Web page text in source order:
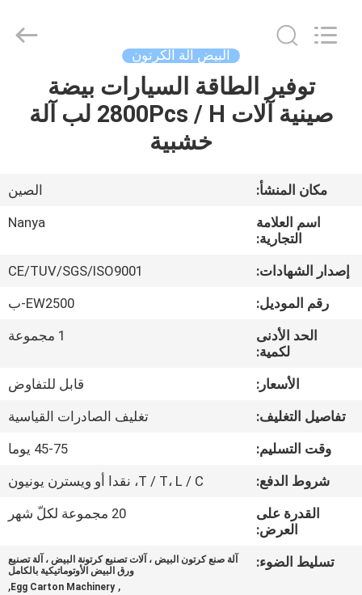
الصفحة
الرئيسية
أشرطة
عرض
الواقع
الافتراضي
معلومات
عنا
جولة
المعمل
Equipment
البيض آلة الكرتون
توفير الطاقة السيارات بيضة
صينية آلات 2800Pcs / H لب آلة
خشبية
مكان المنشأ:
الصين
اسم العلامة
التجارية:
Nanya
إصدار الشهادات:
CE/TUV/SGS/ISO9001
رقم الموديل:
EW2500-ب
الحد الأدنى
لكمية:
1 مجموعة
الأسعار:
قابل للتفاوض
تفاصيل التغليف:
تغليف الصادرات القياسية
وقت التسليم:
45-75 يوما
شروط الدفع:
T / T، L / C، نقدا أو ويسترن يونيون
القدرة على
العرض:
20 مجموعة لكلّ شهر
تسليط الضوء:
آلة صنع كرتون البيض ، آلات تصنيع كرتونة البيض ، آلة تصنيع
ورق البيض الأوتوماتيكية بالكامل
,
Egg Carton Machinery
,